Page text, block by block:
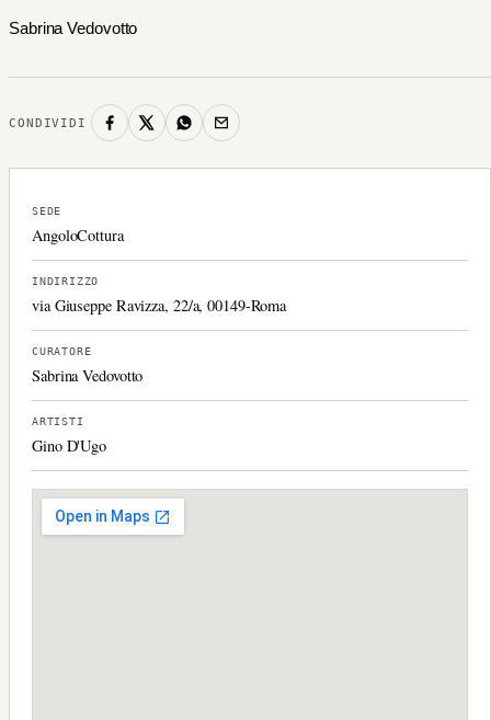
Sabrina Vedovotto
CONDIVIDI
SEDE
AngoloCottura
INDIRIZZO
via Giuseppe Ravizza, 22/a, 00149-Roma
CURATORE
Sabrina Vedovotto
ARTISTI
Gino D'Ugo